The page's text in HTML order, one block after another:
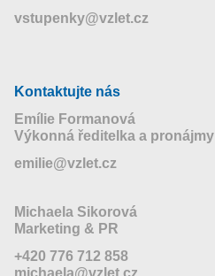
vstupenky@vzlet.cz
Kontaktujte nás
Emílie Formanová
Výkonná ředitelka a pronájmy
emilie@vzlet.cz
Michaela Sikorová
Marketing & PR
+420 776 712 858